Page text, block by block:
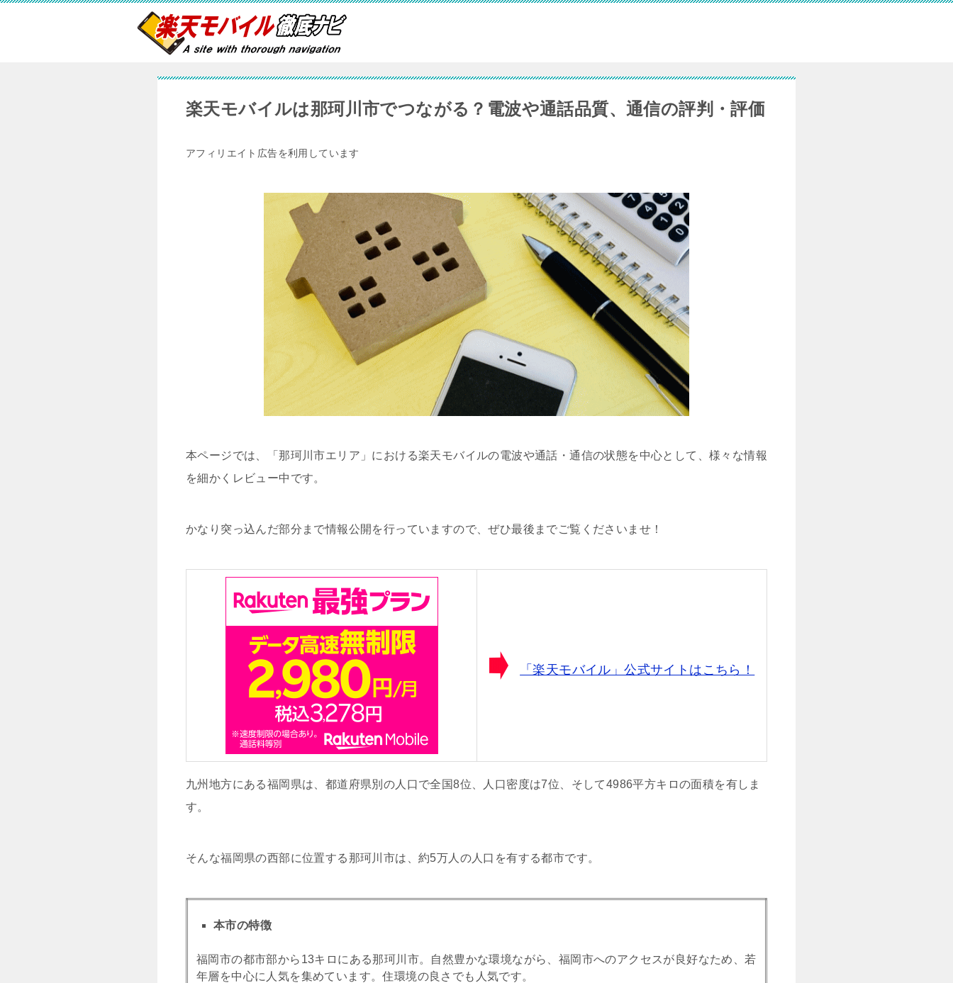
楽天モバイルは那珂川市でつながる？電波や通話品質、通信の評判・評価
アフィリエイト広告を利用しています
本ページでは、「那珂川市エリア」における楽天モバイルの電波や通話・通信の状態を中心として、様々な情報
を細かくレビュー中です。
かなり突っ込んだ部分まで情報公開を行っていますので、ぜひ最後までご覧くださいませ！
「楽天モバイル」公式サイトはこちら！
九州地方にある福岡県は、 都道府県別の人口で全国8位、人口密度は7位、そして4986平方キロの面積を有しま
す。
そんな福岡県の西部に位置する那珂川市は、約5万人の人口を有する都市です。
本市の特徴
福岡市の都市部から13キロにある那珂川市。自然豊かな環境ながら、福岡市へのアクセスが良好なため、若
年層を中心に人気を集めています。住環境の良さでも人気です。